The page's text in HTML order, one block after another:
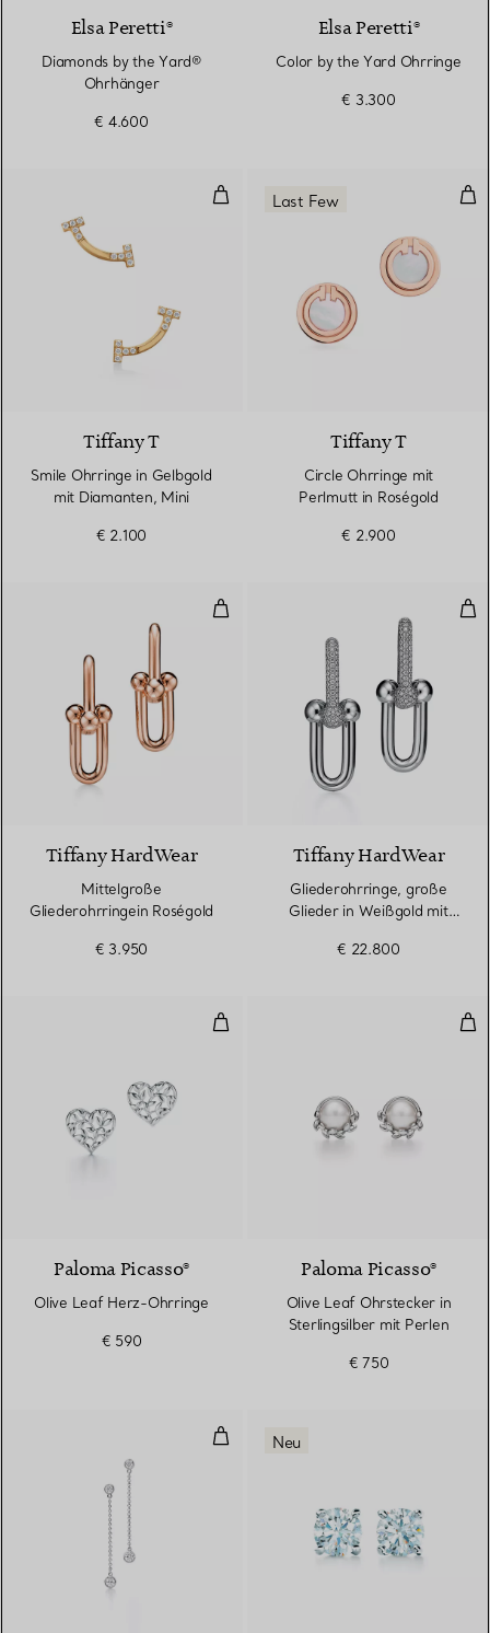
Elsa Peretti®
Diamonds by the Yard®
Ohrhänger
€ 4.600
Elsa Peretti®
Color by the Yard Ohrringe
€ 3.300
Smile Ohrringe in Gelbgold mit
Tiffany T
Smile Ohrringe in Gelbgold
mit Diamanten, Mini
€ 2.100
Last Few
Tiffany T
Circle Ohrringe mit
Perlmutt in Roségold
€ 2.900
Mittelgroße Gliederohrringein
2 Materialien
Tiffany HardWear
Mittelgroße
Gliederohrringein Roségold
€ 3.950
Tiffany HardWear
Gliederohrringe, große
Glieder in Weißgold mit
€ 22.800
Olive Leaf Herz-Ohrringe
Paloma Picasso®
Olive Leaf Herz-Ohrringe
€ 590
Paloma Picasso®
Olive Leaf Ohrstecker in
Sterlingsilber mit Perlen
€ 750
Diamonds by the Yard®
Neu